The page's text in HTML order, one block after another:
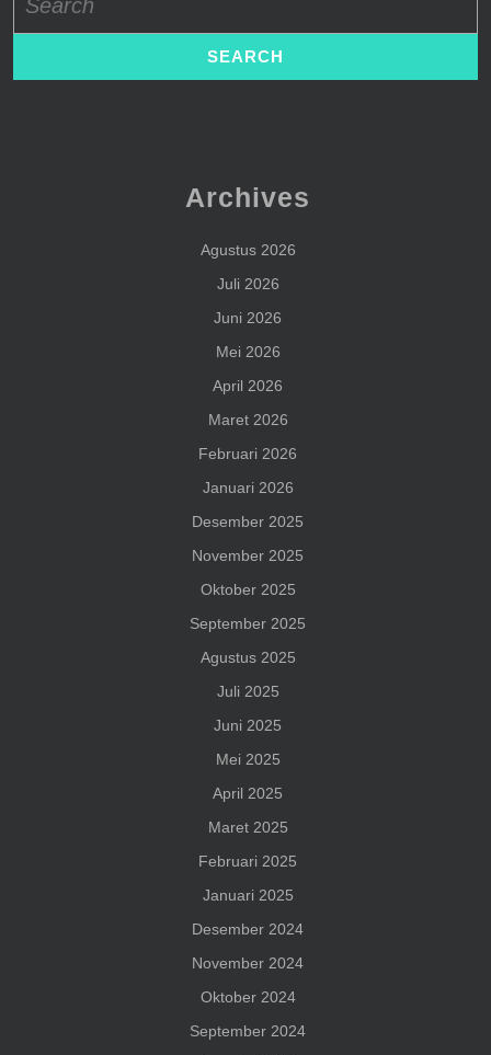
for:
Archives
Agustus 2026
Juli 2026
Juni 2026
Mei 2026
April 2026
Maret 2026
Februari 2026
Januari 2026
Desember 2025
November 2025
Oktober 2025
September 2025
Agustus 2025
Juli 2025
Juni 2025
Mei 2025
April 2025
Maret 2025
Februari 2025
Januari 2025
Desember 2024
November 2024
Oktober 2024
September 2024